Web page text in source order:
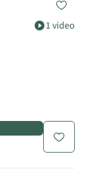
1 video